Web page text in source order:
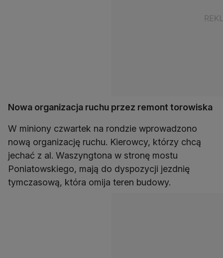
Nowa organizacja ruchu przez remont torowiska
W miniony czwartek na rondzie wprowadzono
nową organizację ruchu. Kierowcy, którzy chcą
jechać z al. Waszyngtona w stronę mostu
Poniatowskiego, mają do dyspozycji jezdnię
tymczasową, która omija teren budowy.